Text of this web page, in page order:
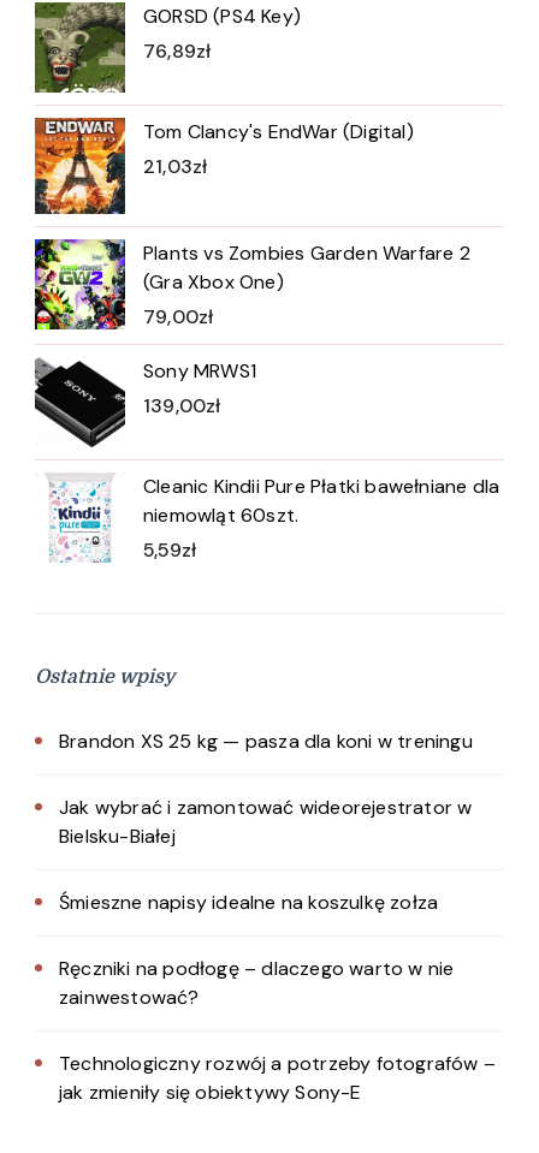
GORSD (PS4 Key)
76,89zł
Tom Clancy's EndWar (Digital)
21,03zł
Plants vs Zombies Garden Warfare 2
(Gra Xbox One)
79,00zł
Sony MRWS1
139,00zł
Cleanic Kindii Pure Płatki bawełniane dla
niemowląt 60szt.
5,59zł
Ostatnie wpisy
Brandon XS 25 kg — pasza dla koni w treningu
Jak wybrać i zamontować wideorejestrator w
Bielsku-Białej
Śmieszne napisy idealne na koszulkę zołza
Ręczniki na podłogę – dlaczego warto w nie
zainwestować?
Technologiczny rozwój a potrzeby fotografów –
jak zmieniły się obiektywy Sony-E